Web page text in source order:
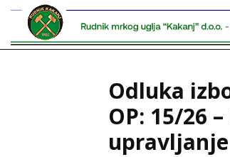
Odluka
OP: 15/26
upravljanje